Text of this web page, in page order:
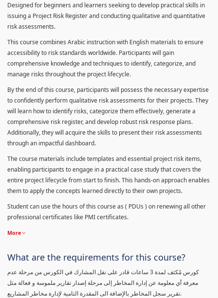
Designed for beginners and learners seeking to develop practical skills in
issuing a Project Risk Register and conducting qualitative and quantitative
risk assessments.
This course combines Arabic instruction with English materials to ensure
accessibility to risk standards worldwide. Participants will gain
comprehensive knowledge and techniques to identify, categorize, and
manage risks throughout the project lifecycle.
By the end of this course, participants will possess the necessary expertise
to confidently perform qualitative risk assessments for their projects. They
will learn how to identify risks, categorize them effectively, generate a
comprehensive risk register, and develop robust risk response plans.
Additionally, they will acquire the skills to present their risk assessments
through an impactful dashboard.
The course materials include templates and essential project risk items,
enabling participants to engage in a practical case study that covers the
entire project lifecycle from start to finish. This hands-on approach enables
them to apply the concepts learned directly to their own projects.
Student can use the hours of this course as ( PDUs ) on renewing all other
professional certificates like PMI certificates.
More
What are the requirements for this course?
كورس مٌكثف لمدة 3 ساعات قادر على نقل المشارك في الكورس من مرحلة عدم
معرفة أي معلومة عن إدارة المخاطر إلى مرحلة إصدار تقارير ملموسة و فعالة مثل
تقرير سجل المخاطر بالإضافة الى المقدرة التامية لإدارة مخاطر المشاريع.